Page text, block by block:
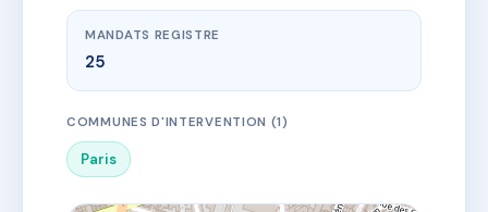
MANDATS REGISTRE
25
COMMUNES D'INTERVENTION (1)
Paris